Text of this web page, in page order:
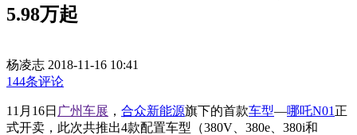
5.98万起
杨凌志 2018-11-16 10:41
144条评论
11月16日 广州车展 ， 合众新能源旗下的首款车型—哪吒N01 正
式开卖，此次共推出4款配置车型（380V、380e、380i和